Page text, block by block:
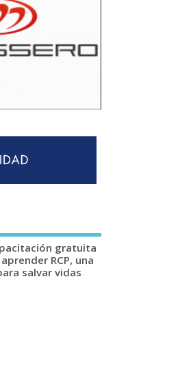
gratuita
RCP, una
salvar vidas